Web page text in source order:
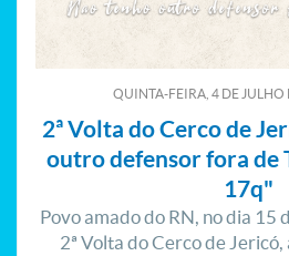
QUINTA-FEIRA, 4DEJULHO
2ª Volta do Cerco de
outro defensor fora de
17q"
Povo amado do RN, no dia 15
2ª Volta do Cerco de